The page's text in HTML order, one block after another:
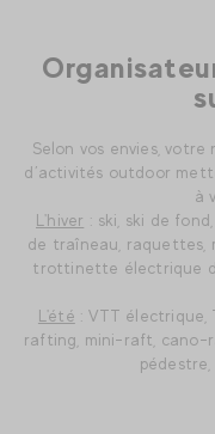
Selon vos envies,
d’activités outdoor
à
L'hiver : ski, ski de
de traîneau, raquettes,
trottinette électrique
L'été : VTT
rafting, mini-raft, cano-
pédestre,